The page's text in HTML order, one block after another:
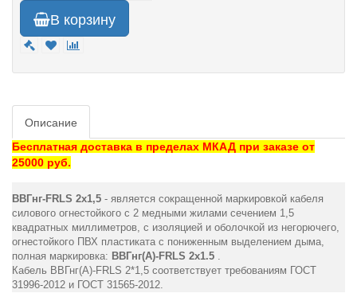
В корзину
Описание
Бесплатная доставка в пределах МКАД при заказе от
25000 руб.
ВВГнг-FRLS 2х1,5 - является сокращенной маркировкой кабеля
силового огнестойкого с 2 медными жилами сечением 1,5
квадратных миллиметров, с изоляцией и оболочкой из негорючего,
огнестойкого ПВХ пластиката с пониженным выделением дыма,
полная маркировка: ВВГнг(А)-FRLS 2х1.5 .
Кабель ВВГнг(А)-FRLS 2*1,5 соответствует требованиям ГОСТ
31996-2012 и ГОСТ 31565-2012.